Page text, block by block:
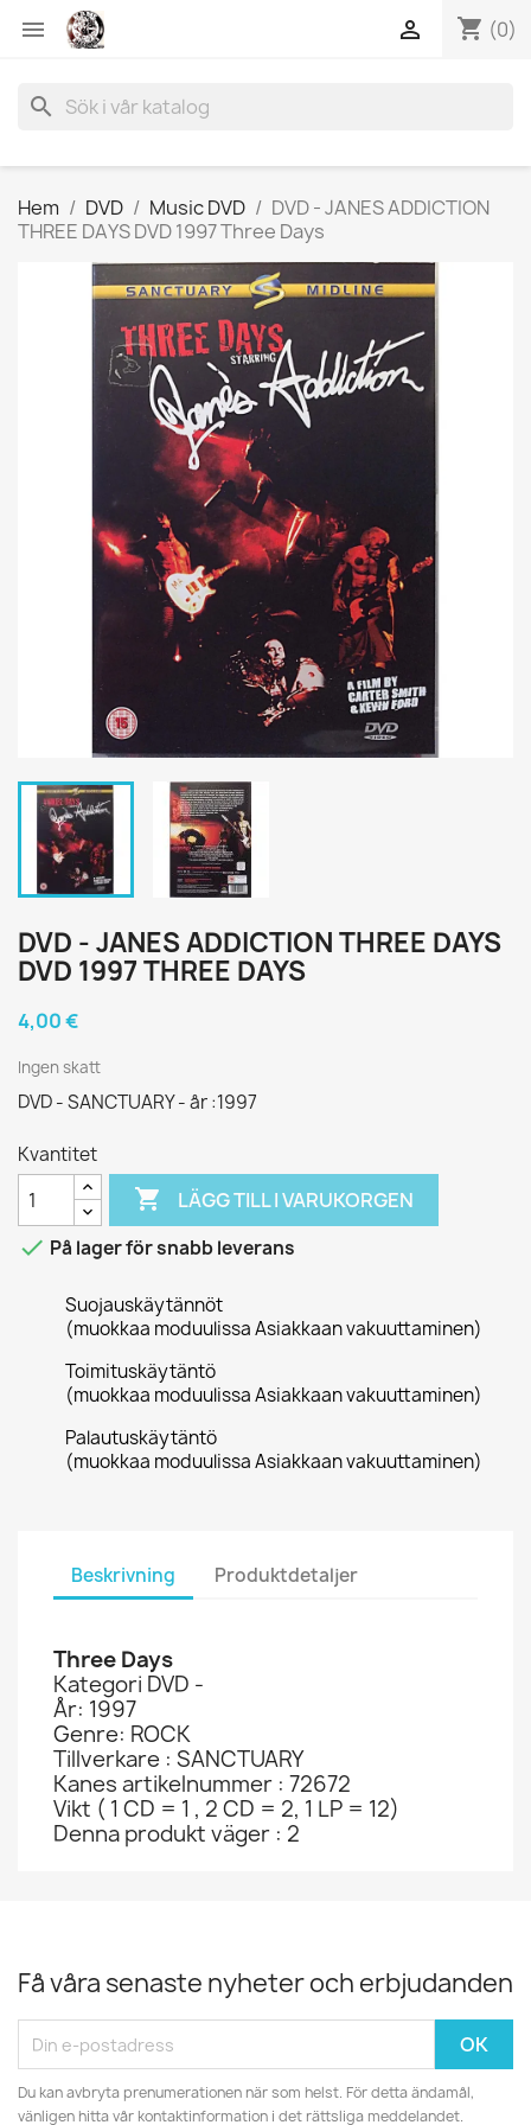
 shopping_cart (0)

search
Hem DVD Music DVD
DVD - JANES ADDICTION
THREE DAYS DVD 1997 Three Days
DVD - JANES ADDICTION THREE DAYS
DVD 1997 THREE DAYS
4,00 €
Ingen skatt
DVD - SANCTUARY - år :1997
Kvantitet
 LÄGG TILL I VARUKORGEN
 På lager för snabb leverans
Suojauskäytännöt
(muokkaa moduulissa Asiakkaan vakuuttaminen)
Toimituskäytäntö
(muokkaa moduulissa Asiakkaan vakuuttaminen)
Palautuskäytäntö
(muokkaa moduulissa Asiakkaan vakuuttaminen)
Beskrivning Produktdetaljer
Three Days
Kategori DVD -
År: 1997
Genre: ROCK
Tillverkare : SANCTUARY
Kanes artikelnummer : 72672
Vikt ( 1 CD = 1 , 2 CD = 2, 1 LP = 12)
Denna produkt väger : 2
Få våra senaste nyheter och erbjudanden
Du kan avbryta prenumerationen när som helst. För detta ändamål,
vänligen hitta vår kontaktinformation i det rättsliga meddelandet.